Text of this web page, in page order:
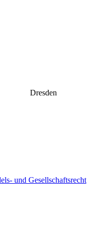
Dresden
und Gesellschaftsrecht